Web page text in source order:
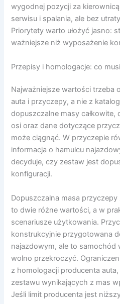
wygodnej pozycji za
serwisu i spalania, ale bez
Priorytety warto ułożyć jasno:
ważniejsze niż wyposażenie
Przepisy i homologacje: co
Najważniejsze wartości trzeba
auta i przyczepy, a nie z
dopuszczalne masy całkowite,
osi oraz dane dotyczące
może ciągnąć. W przyczepie
informacja o hamulcu
decyduje, czy zestaw jest
konfiguracji.
Dopuszczalna masa
to dwie różne wartości, a w
scenariusze użytkowania.
konstrukcyjnie przygotowana
najazdowym, ale to samochód
wolno przekroczyć.
z homologacji producenta
zestawu wynikających z mas
Jeśli limit producenta jest